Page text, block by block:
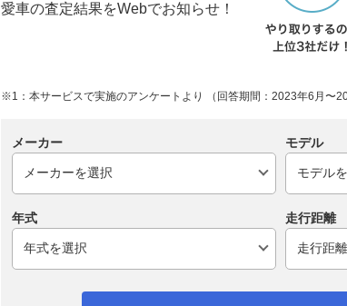
愛車の査定結果をWebでお知らせ！
※1：本サービスで実施のアンケートより （回答期間：2023年6月〜
メーカー モデル
年式 走行距離